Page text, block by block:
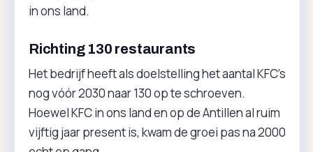
in ons land.
Richting 130 restaurants
Het bedrijf heeft als doelstelling het aantal KFC’s
nog vóór 2030 naar 130 op te schroeven.
Hoewel KFC in ons land en op de Antillen al ruim
vijftig jaar present is, kwam de groei pas na 2000